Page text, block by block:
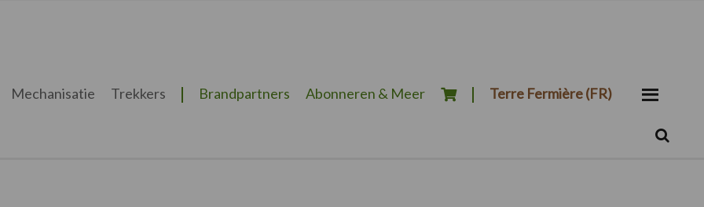
Mechanisatie Trekkers Brandpartners Abonneren & Meer Terre Fermière (FR)